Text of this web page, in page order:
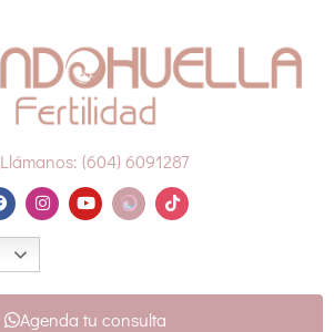
Llámanos: (604) 6091287
Agenda tu consulta